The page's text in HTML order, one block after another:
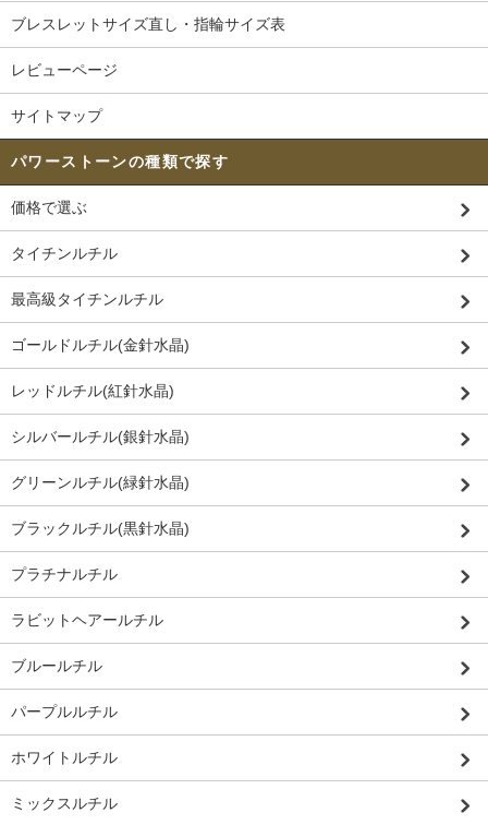
ブレスレットサイズ直し・指輪サイズ表
レビューページ
サイトマップ
パワーストーンの種類で探す
価格で選ぶ
タイチンルチル
最高級タイチンルチル
ゴールドルチル(金針水晶)
レッドルチル(紅針水晶)
シルバールチル(銀針水晶)
グリーンルチル(緑針水晶)
ブラックルチル(黒針水晶)
プラチナルチル
ラビットヘアールチル
ブルールチル
パープルルチル
ホワイトルチル
ミックスルチル